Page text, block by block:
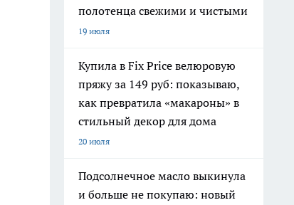
полотенца свежими и чистыми
19 июля
Купила в Fix Price велюровую
пряжу за 149 руб: показываю,
как превратила «макароны» в
стильный декор для дома
20 июля
Подсолнечное масло выкинула
и больше не покупаю: новый